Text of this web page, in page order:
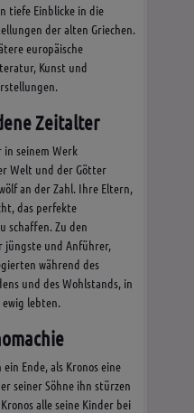
tiefe Einblicke in die
der alten Griechen.
europäische
Kunst und
Zeitalter
in seinem Werk
Welt und der Götter
an der Zahl. Ihre Eltern,
das perfekte
schaffen. Zu den
jüngste und Anführer,
während des
und des Wohlstands, in
ewig lebten.
Ende, als Kronos eine
seiner Söhne ihn stürzen
alle seine Kinder bei